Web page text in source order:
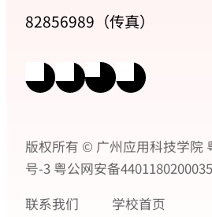
82856989（传真）
版权所有 © 广州应用科技学院
号-3 粤公网安备
联系我们
学校首页